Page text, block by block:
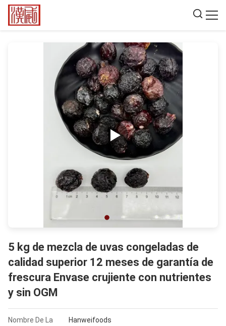
5 kg de mezcla de uvas congeladas de
calidad superior 12 meses de garantía de
frescura Envase crujiente con nutrientes
y sin OGM
Nombre De La
Hanweifoods